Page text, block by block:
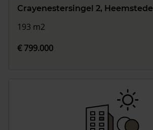
Crayenestersingel 2, Heemstede
193 m2
€ 799.000